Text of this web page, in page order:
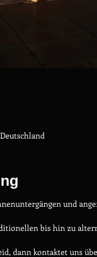
und
bis hin zu
dann kontaktet uns